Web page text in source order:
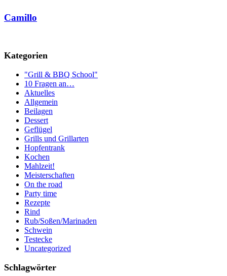
Camillo
Kategorien
"Grill & BBQ School"
10 Fragen an…
Aktuelles
Allgemein
Beilagen
Dessert
Geflügel
Grills und Grillarten
Hopfentrank
Kochen
Mahlzeit!
Meisterschaften
On the road
Party time
Rezepte
Rind
Rub/Soßen/Marinaden
Schwein
Testecke
Uncategorized
Schlagwörter